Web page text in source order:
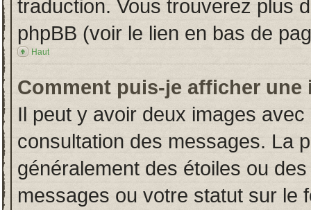
traduction. Vous trouverez plus
phpBB (voir le lien en bas de
Haut
Comment puis-je afficher une
Il peut y avoir deux images
consultation des messages. La
généralement des étoiles ou
messages ou votre statut sur le